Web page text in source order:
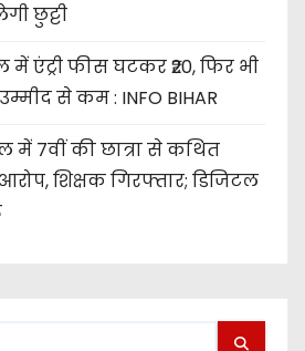
छुट्टी
एंट्री फीस घटकर ₹20, फिर भी
से कम : INFO BIHAR
में 7वीं की छात्रा से कथित
शिक्षक गिरफ्तार; डिजिटल